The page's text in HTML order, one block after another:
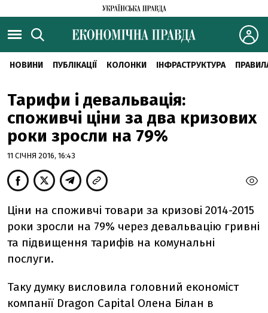
НОВИНИ ПУБЛІКАЦІЇ КОЛОНКИ ІНФРАСТРУКТУРА
Тарифи і девальвація:
споживчі ціни за два кризових
роки зросли на 79%
11 СІЧНЯ 2016, 16:43
Ціни на споживчі товари за кризові 2014-2015
роки зросли на 79% через девальвацію гривні
та підвищення тарифів на комунальні
послуги.
Таку думку висловила головний економіст
компанії Dragon Capital Олена Білан в